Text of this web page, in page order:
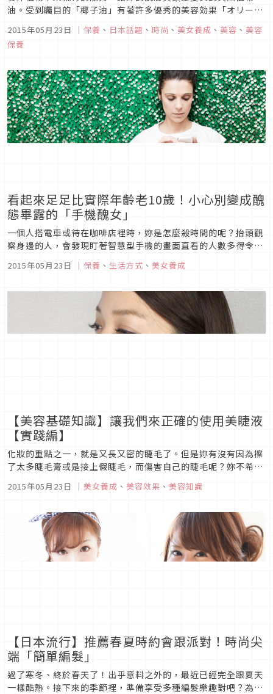
油。受到矚目的「椰子油」有著許多優秀的美容効果「オリーブ
聽名字，不知道怎麼用，或是不知道有什麼效果的油也有很多
呢。這次我們就來看看比較有人氣的「山茶花油」「甜杏仁油」
2015年05月23日 ｜ 保養 、 日本話題 、 時尚 、 美女養成 、 美容 、 美容
保養
看起來足足比實際年齡老10歲！小心別變成醜
態畢露的「手機醜女」
一個人搭電車或待在咖啡店裡時，妳是怎麼殺時間的呢？抬頭觀
察身邊的人，會發現盯著智慧型手機的畫面直看的人數多得令人
Facebook等畫面，不斷操作，再利用中間的空檔打遊戲。我們
2015年05月23日 ｜ 保養 、 生活方式 、 美女養成
【美容基礎知識】讓我們來正確的使用美睫液
【實踐編】
化妝的重點之一，就是又長又密的睫毛了。但是妳有沒有因為擦
了太多睫毛膏或是接上假睫毛，而傷害自己的睫毛呢？妳不希望
妳老了以後沒有睫毛吧。在這裡，我們要介紹現在最受矚目的美
睫液。上次的【解説編】已經告訴大家有關睫毛以及美睫液的基
我們來邊確認邊介紹如...
2015年05月23日 ｜ 美女養成 、 美容效果 、 美容知識
【日本流行】推薦春夏時約會跟派對！時尚尖
端「簡單編髮」
過了寒冬、終於春天了！出乎意料之外的，最近已經完全跟夏天
一樣酷熱。接下來的季節裡，準備享受多種編髮樂趣對吧？為了